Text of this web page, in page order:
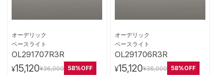
オーデリック
ベースライト
OL291707R3R
¥15,120¥36,000 58%OFF
オーデリック
ベースライト
OL291706R3R
¥15,120¥36,000 58%OFF